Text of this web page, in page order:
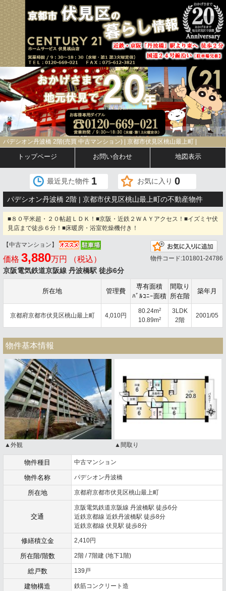
パデシオン丹波橋 2階(売買 中古マンション) | 京都市伏見区桃山最上町 |
トップページ お問い合わせ 地図表示
最近見た物件 1 お気に入り 0
パデシオン丹波橋 2階 | 京都市伏見区桃山最上町の不動産物件
■８０平米超・２０帖超ＬＤＫ！■京阪・近鉄２ＷＡＹアクセス！■イズミヤ伏
見店まで徒歩６分！■床暖房・浴室乾燥機付き！
【中古マンション】
価格 3,880万円 （税込）
京阪電気鉄道京阪線 丹波橋駅 徒歩6分
物件コード:101801-24786
所在地 管理費
専有面積
ﾊﾞﾙｺﾆｰ面積
間取り
所在階
築年月
京都府京都市伏見区桃山最上町 4,010円
80.24m2
10.89m2
3LDK
2階
2001/05
物件基本情報
▲外観 ▲間取り
物件種目 中古マンション
物件名称 パデシオン丹波橋
所在地 京都府京都市伏見区桃山最上町
交通
京阪電気鉄道京阪線 丹波橋駅 徒歩6分
近鉄京都線 近鉄丹波橋駅 徒歩8分
近鉄京都線 伏見駅 徒歩8分
修繕積立金 2,410円
所在階/階数 2階 / 7階建 (地下1階)
総戸数 139戸
建物構造 鉄筋コンクリート造